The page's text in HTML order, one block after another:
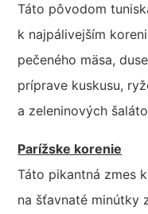
Táto pôvodom
k najpálivejším
pečeného mäsa,
príprave kuskusu,
a zeleninových
Parížske korenie
Táto pikantná zmes
na šťavnaté minútky